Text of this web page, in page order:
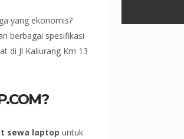
yang ekonomis?
berbagai spesifikasi
di Jl Kaliurang Km 13
sewa laptop untuk